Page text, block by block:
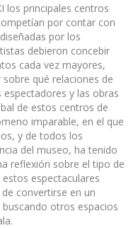
los principales centros
por contar con
por los
debieron concebir
cada vez mayores,
qué relaciones de
y las obras
de estos centros de
imparable, en el que
y de todos los
del museo, ha tenido
reflexión sobre el tipo de
espectaculares
convertirse en un
otros espacios